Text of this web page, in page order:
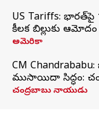
US Tariffs:
కీలక బిల్లుకు ఆమోదం
అమెరికా
CM Chandrababu:
ముసాయిదా సిద్ధం:
చంద్రబాబు నాయుడు